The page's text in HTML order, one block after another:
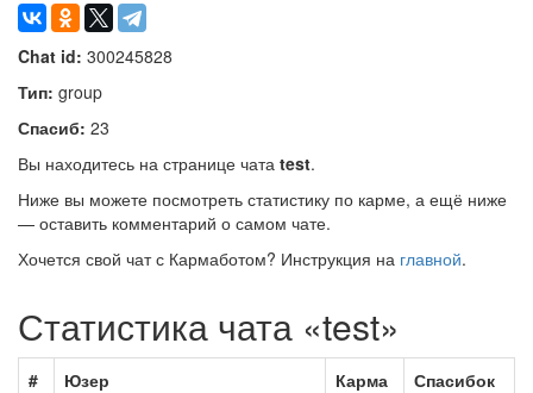
Chat id: 300245828
Тип: group
Спасиб: 23
Вы находитесь на странице чата test.
Ниже вы можете посмотреть статистику по карме, а ещё ниже
— оставить комментарий о самом чате.
Хочется свой чат с Кармаботом? Инструкция на главной.
Статистика чата «test»
# Юзер Карма
Спасибок